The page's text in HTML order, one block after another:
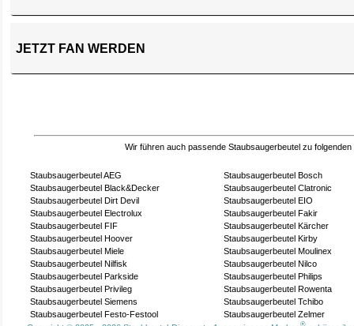
JETZT FAN WERDEN
Wir führen auch passende Staubsaugerbeutel zu folgenden
Staubsaugerbeutel AEG
Staubsaugerbeutel Bosch
Staubsaugerbeutel Black&Decker
Staubsaugerbeutel Clatronic
Staubsaugerbeutel Dirt Devil
Staubsaugerbeutel EIO
Staubsaugerbeutel Electrolux
Staubsaugerbeutel Fakir
Staubsaugerbeutel FIF
Staubsaugerbeutel Kärcher
Staubsaugerbeutel Hoover
Staubsaugerbeutel Kirby
Staubsaugerbeutel Miele
Staubsaugerbeutel Moulinex
Staubsaugerbeutel Nilfisk
Staubsaugerbeutel Nilco
Staubsaugerbeutel Parkside
Staubsaugerbeutel Philips
Staubsaugerbeutel Privileg
Staubsaugerbeutel Rowenta
Staubsaugerbeutel Siemens
Staubsaugerbeutel Tchibo
Staubsaugerbeutel Festo-Festool
Staubsaugerbeutel Zelmer
®